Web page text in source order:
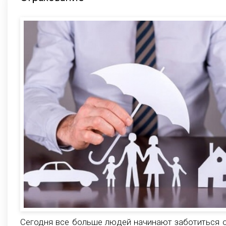
Сегодня все больше людей начинают заботиться